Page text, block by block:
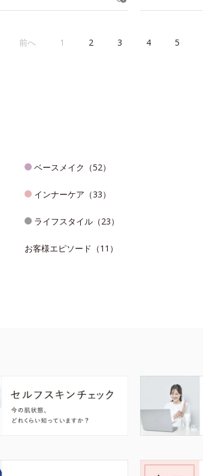
前へ 1 2 3 4 5
ベースメイク（52）
インナーケア（33）
ライフスタイル（23）
お客様エピソード（11）